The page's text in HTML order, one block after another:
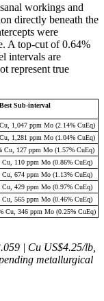
workings and
directly beneath the
were
A top-cut of 0.64%
intervals are
represent true
Best Sub-interval
1,047 ppm Mo (2.14% CuEq)
1,281 ppm Mo (1.04% CuEq)
Cu, 127 ppm Mo (1.57% CuEq)
Cu, 110 ppm Mo (0.86% CuEq)
Cu, 674 ppm Mo (1.13% CuEq)
Cu, 429 ppm Mo (0.97% CuEq)
Cu, 565 ppm Mo (0.46% CuEq)
Cu, 346 ppm Mo (0.25% CuEq)
| Cu US$4.25/lb,
metallurgical